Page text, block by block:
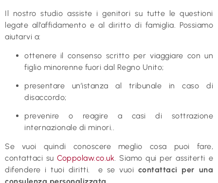
Il nostro studio assiste i genitori su tutte le questioni
legate all’affidamento e al diritto di famiglia. Possiamo
aiutarvi a:
ottenere il consenso scritto per viaggiare con un
figlio minorenne fuori dal Regno Unito;
presentare un’istanza al tribunale in caso di
disaccordo;
prevenire o reagire a casi di sottrazione
internazionale di minori..
Se vuoi quindi conoscere meglio cosa puoi fare,
contattaci suCoppolaw.co.uk . Siamo qui per assiterti e
difendere i tuoi diritti. e se vuoi contattaci per una